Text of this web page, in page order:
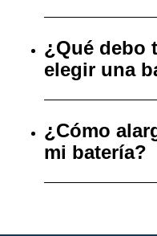
¿Qué debo
elegir una
¿Cómo
mi batería?